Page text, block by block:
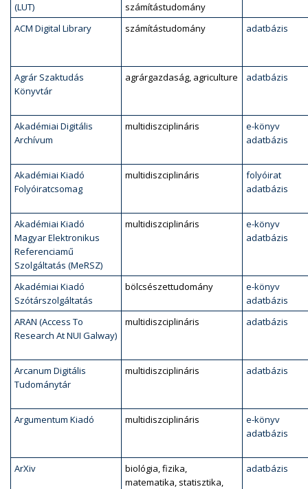
(LUT)
számítástudomány
ACM Digital Library számítástudomány adatbázis
Agrár Szaktudás
Könyvtár
agrárgazdaság, agriculture adatbázis
Akadémiai Digitális
Archívum
multidiszciplináris
e-könyv
adatbázis
Akadémiai Kiadó
Folyóiratcsomag
multidiszciplináris
folyóirat
adatbázis
Akadémiai Kiadó
Magyar Elektronikus
Referenciamű
Szolgáltatás (MeRSZ)
multidiszciplináris
e-könyv
adatbázis
Akadémiai Kiadó
Szótárszolgáltatás
bölcsészettudomány
e-könyv
adatbázis
ARAN (Access To
Research At NUI Galway)
multidiszciplináris adatbázis
Arcanum Digitális
Tudománytár
multidiszciplináris adatbázis
Argumentum Kiadó multidiszciplináris
e-könyv
adatbázis
ArXiv
biológia, fizika,
matematika, statisztika,
adatbázis